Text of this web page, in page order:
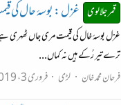
قمر جلالوی غزل : بوسۂ حال کی
غزل بوسۂ خال کی قیمت مری جاں ٹھہری ہے
ترے تیر رُکے ہیں نہ کماں...
فرحان محمد خان
لڑی فروری 3، 2019